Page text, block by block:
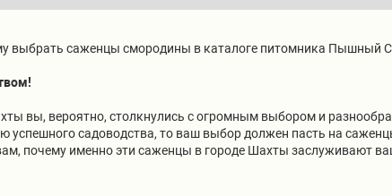
выбрать саженцы смородины в каталоге питомника Пышный
вы, вероятно, столкнулись с огромным выбором и
успешного садоводства, то ваш выбор должен пасть на
почему именно эти саженцы в городе Шахты заслуживают